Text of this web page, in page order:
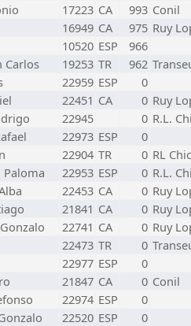
17223 CA 993 Conil
16949 CA 975 Ruy
10520 ESP
966
Carlos 19253 TR 962
22959 ESP
0
22451 CA 0 Ruy
22945 0 R.L.
22973 ESP
0
22904 TR 0 RL
22953 ESP 0 R.L.
22453 CA 0 Ruy
21841 CA 0 Ruy
22741 CA 0 Ruy
22473 TR 0
22977 ESP
0
21847 CA 0 Conil
22974 ESP
0
22520 ESP
0